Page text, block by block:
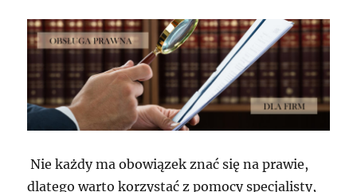
Nie każdy ma obowiązek znać się na prawie,
dlatego warto korzystać z pomocy specjalisty,